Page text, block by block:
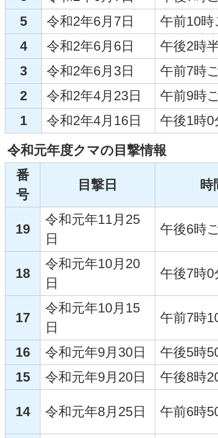
5
令和2年6月7日
午前10時
4
令和2年6月6日
午後2時
3
令和2年6月3日
午前7時
2
令和2年4月23日
午前9時
1
令和2年4月16日
午後1時
令和元年度クマの目撃情報
番
号
目撃日 時
19
令和元年11月25
日
午後6時
18
令和元年10月20
日
午後7時
17
令和元年10月15
日
午前7時
16 令和元年9月30日
午後5時
15
令和元年9月20日 午後8時
14 令和元年8月25日 午前6時